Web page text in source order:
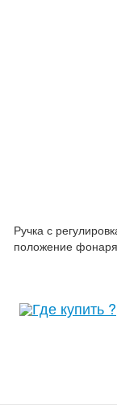
Ручка с
положение
Где купить ?